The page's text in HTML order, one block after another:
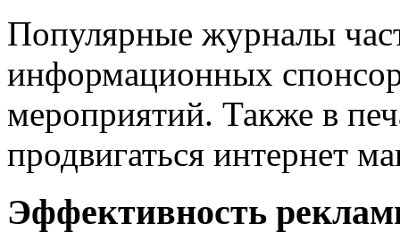
Популярные журналы
информационных
мероприятий. Также в
продвигаться интернет
Эффективность